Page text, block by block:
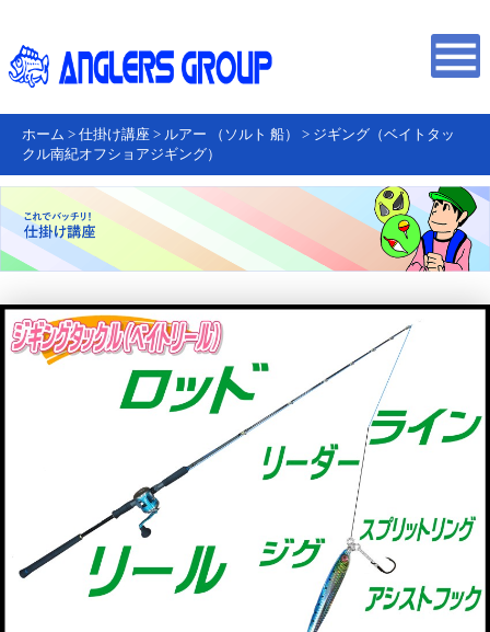
ホーム > 仕掛け講座 > ルアー （ソルト 船） > ジギング（ベイトタッ
クル南紀オフショアジギング）